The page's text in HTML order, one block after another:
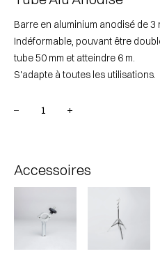
Barre en aluminium anodisé de 3
Indéformable, pouvant être
tube 50 mm et atteindre 6 m.
S'adapte à toutes les utilisations.
Accessoires